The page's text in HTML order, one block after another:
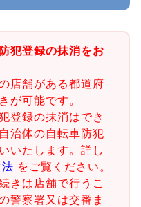
犯登録の抹消をお
店舗がある都道府
が可能です。
登録の抹消はでき
治体の自転車防犯
いたします。詳し
をご覧ください。
きは店舗で行うこ
警察署又は交番ま